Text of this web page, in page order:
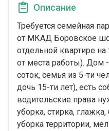
Описание
Требуется семейная
от МКАД Боровское
отдельной квартире
от места работы). Дом
соток, семья из 5-ти
дочь 15-ти лет), есть
водительские права
уборка, стирка,
уборка территории,